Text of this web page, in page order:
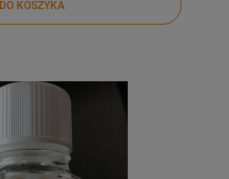
DO KOSZYKA